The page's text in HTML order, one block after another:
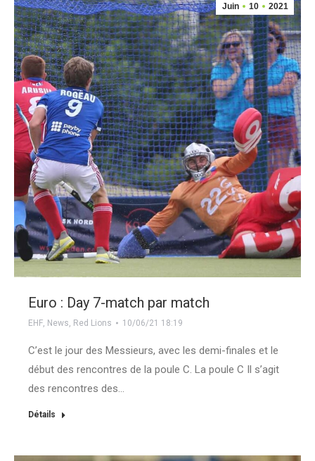
Juin 10 2021
Euro : Day 7-match par match
EHF, News, Red Lions 10/06/21 18:19
C’est le jour des Messieurs, avec les demi-finales et le
début des rencontres de la poule C. La poule C Il s’agit
des rencontres des…
Détails